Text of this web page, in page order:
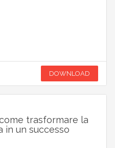
DOWNLOAD
trasformare la
in un successo